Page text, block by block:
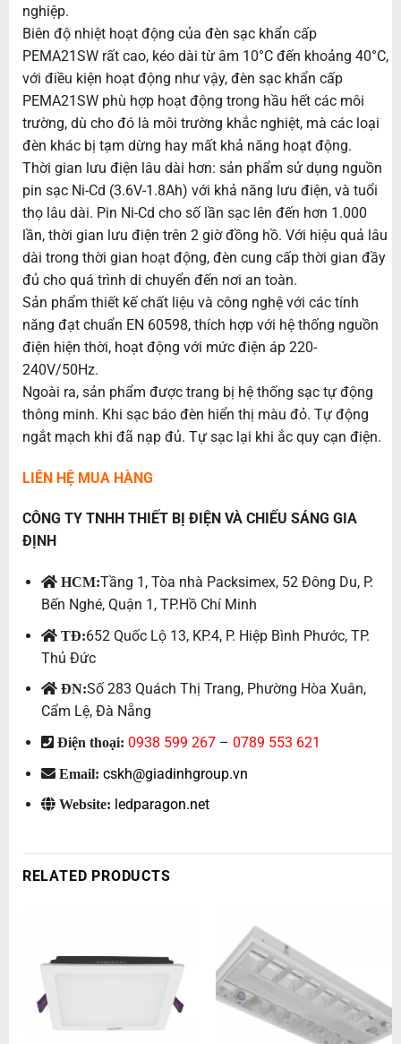
nghiệp.
Biên độ nhiệt hoạt động của đèn sạc khẩn cấp
PEMA21SW rất cao, kéo dài từ âm 10°C đến khoảng 40°C,
với điều kiện hoạt động như vậy, đèn sạc khẩn cấp
PEMA21SW phù hợp hoạt động trong hầu hết các môi
trường, dù cho đó là môi trường khắc nghiệt, mà các loại
đèn khác bị tạm dừng hay mất khả năng hoạt động.
Thời gian lưu điện lâu dài hơn: sản phẩm sử dụng nguồn
pin sạc Ni-Cd (3.6V-1.8Ah) với khả năng lưu điện, và tuổi
thọ lâu dài. Pin Ni-Cd cho số lần sạc lên đến hơn 1.000
lần, thời gian lưu điện trên 2 giờ đồng hồ. Với hiệu quả lâu
dài trong thời gian hoạt động, đèn cung cấp thời gian đầy
đủ cho quá trình di chuyển đến nơi an toàn.
Sản phẩm thiết kế chất liệu và công nghệ với các tính
năng đạt chuẩn EN 60598, thích hợp với hệ thống nguồn
điện hiện thời, hoạt động với mức điện áp 220-
240V/50Hz.
Ngoài ra, sản phẩm được trang bị hệ thống sạc tự động
thông minh. Khi sạc báo đèn hiển thị màu đỏ. Tự động
ngắt mạch khi đã nạp đủ. Tự sạc lại khi ắc quy cạn điện.
LIÊN HỆ MUA HÀNG
CÔNG TY TNHH THIẾT BỊ ĐIỆN VÀ CHIẾU SÁNG GIA
ĐỊNH
HCM:Tầng 1, Tòa nhà Packsimex, 52 Đông Du, P.
Bến Nghé, Quận 1, TP.Hồ Chí Minh
TĐ:652 Quốc Lộ 13, KP.4, P. Hiệp Bình Phước, TP.
Thủ Đức
ĐN:Số 283 Quách Thị Trang, Phường Hòa Xuân,
Cẩm Lệ, Đà Nẵng
Điện thoại: 0938 599 267– 0789 553 621
Email: cskh@giadinhgroup.vn
Website: ledparagon.net
RELATED PRODUCTS